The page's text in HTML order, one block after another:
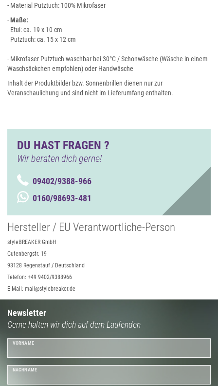
- Material Putztuch: 100% Mikrofaser
-Maße:
Etui: ca. 19 x 10 cm
Putztuch: ca. 15 x 12 cm
- Mikrofaser Putztuch waschbar bei 30°C / Schonwäsche (Wäsche in einem
Waschsäckchen empfohlen) oder Handwäsche
Inhalt der Produktbilder bzw. Sonnenbrillen dienen nur zur
Veranschaulichung und sind nicht im Lieferumfang enthalten.
DU HAST FRAGEN ?
Wir beraten dich gerne!
09402/9388-966
0160/98693-481
Hersteller / EU Verantwortliche-Person
styleBREAKER GmbH
Gutenbergstr. 19
93128 Regenstauf / Deutschland
Telefon: +49 9402/9388966
E-Mail: mail@stylebreaker.de
Newsletter
Gerne halten wir dich auf dem Laufenden
VORNAME
NACHNAME